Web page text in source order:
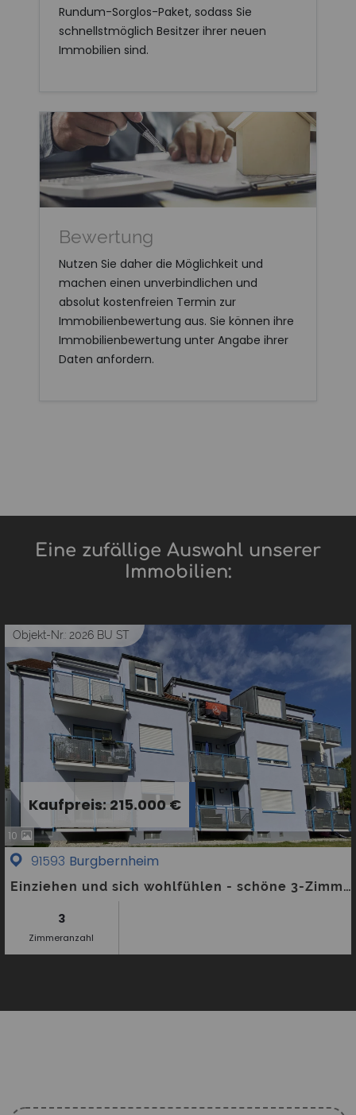
Rundum-Sorglos-Paket, sodass Sie
schnellstmöglich Besitzer ihrer neuen
Immobilien sind.
Bewertung
Nutzen Sie daher die Möglichkeit und
machen einen unverbindlichen und
absolut kostenfreien Termin zur
Immobilienbewertung aus. Sie können ihre
Immobilienbewertung unter Angabe ihrer
Daten anfordern.
Eine zufällige Auswahl unserer
Immobilien:
10
Kaufpreis: 215.000 €
Objekt-Nr.: 2026 BU ST
91593 Burgbernheim
Einziehen und sich wohlfühlen - schöne 3-Zimmerwohnung in Burgbernheim
Zimmeranzahl
3